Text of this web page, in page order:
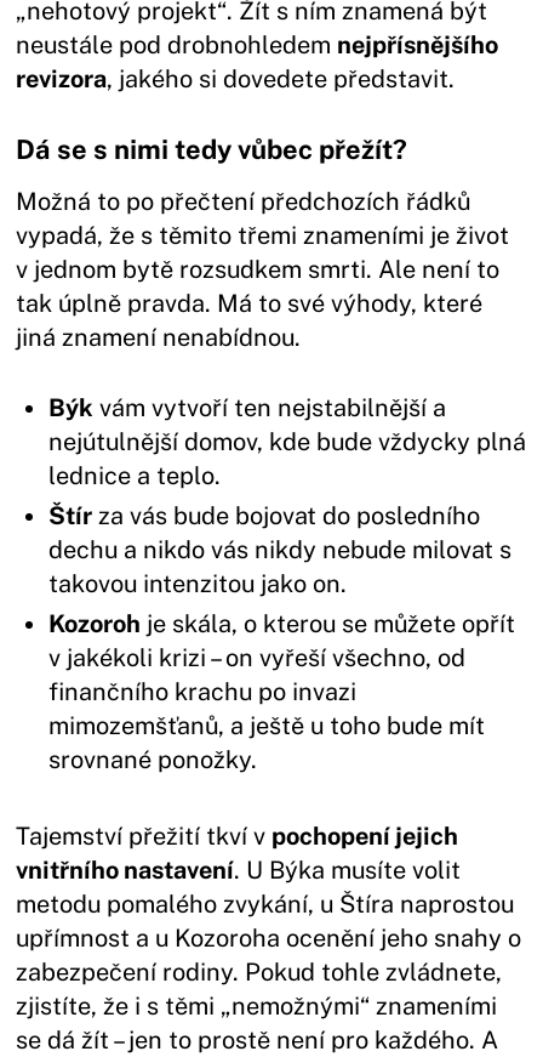
„nehotový projekt“. Žít s ním znamená být
neustále pod drobnohledem nejpřísnějšího
revizora, jakého si dovedete představit.
Dá se s nimi tedy vůbec přežít?
Možná to po přečtení předchozích řádků
vypadá, že s těmito třemi znameními je život
v jednom bytě rozsudkem smrti. Ale není to
tak úplně pravda. Má to své výhody, které
jiná znamení nenabídnou.
Býk vám vytvoří ten nejstabilnější a
nejútulnější domov, kde bude vždycky plná
lednice a teplo.
Štír za vás bude bojovat do posledního
dechu a nikdo vás nikdy nebude milovat s
takovou intenzitou jako on.
Kozoroh je skála, o kterou se můžete opřít
v jakékoli krizi – on vyřeší všechno, od
finančního krachu po invazi
mimozemšťanů, a ještě u toho bude mít
srovnané ponožky.
Tajemství přežití tkví v pochopení jejich
vnitřního nastavení. U Býka musíte volit
metodu pomalého zvykání, u Štíra naprostou
upřímnost a u Kozoroha ocenění jeho snahy o
zabezpečení rodiny. Pokud tohle zvládnete,
zjistíte, že i s těmi „nemožnými“ znameními
se dá žít – jen to prostě není pro každého. A